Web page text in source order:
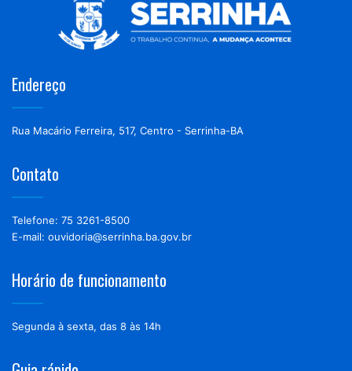
Endereço
Rua Macário Ferreira, 517, Centro - Serrinha-BA
Contato
Telefone: 75 3261-8500
E-mail: ouvidoria@serrinha.ba.gov.br
Horário de funcionamento
Segunda à sexta, das 8 às 14h